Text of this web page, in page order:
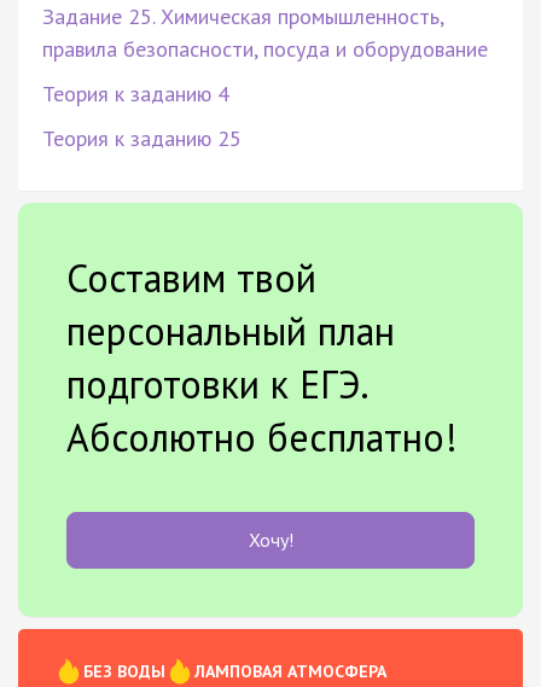
Задание 25. Химическая промышленность,
правила безопасности, посуда и оборудование
Теория к заданию 4
Теория к заданию 25
Составим твой
персональный план
подготовки к ЕГЭ.
Абсолютно бесплатно!
Хочу!
БЕЗ ВОДЫ
ЛАМПОВАЯ АТМОСФЕРА